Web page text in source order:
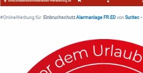
#OnlineWerbung für Einbruchschutz Alarmanlage FR.ED von Suritec •